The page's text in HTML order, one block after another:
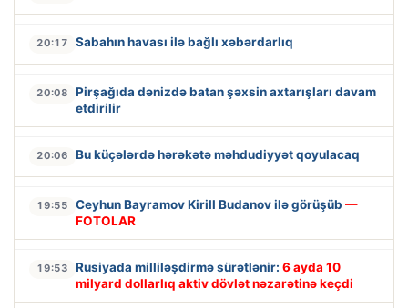
20:17 Sabahın havası ilə bağlı xəbərdarlıq
20:08
Pirşağıda dənizdə batan şəxsin axtarışları davam
etdirilir
20:06 Bu küçələrdə hərəkətə məhdudiyyət qoyulacaq
19:55 Ceyhun Bayramov Kirill Budanov ilə görüşüb —
FOTOLAR
19:53 Rusiyada milliləşdirmə sürətlənir: 6 ayda 10
milyard dollarlıq aktiv dövlət nəzarətinə keçdi